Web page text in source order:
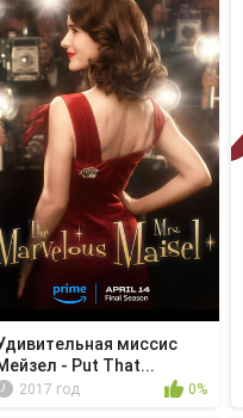
миссис
- Put That...
2017 год 0%